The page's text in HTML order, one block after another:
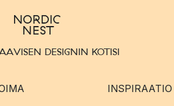
DESIGNIN KOTISI
INSPIRAATIO